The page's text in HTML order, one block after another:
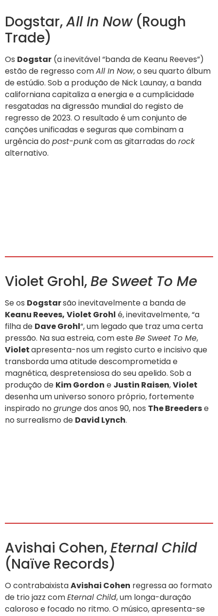
Dogstar,All In Now(Rough
Trade)
Os Dogstar (a inevitável “banda de Keanu Reeves”)
estão de regresso comAll In Now, o seu quarto álbum
de estúdio. Sob a produção de Nick Launay, a banda
californiana capitaliza a energia e a cumplicidade
resgatadas na digressão mundial do registo de
regresso de 2023. O resultado é um conjunto de
canções unificadas e seguras que combinam a
urgência do post-punkcom as gitarradas do rock
alternativo.
Violet Grohl,Be Sweet To Me
Se os Dogstarsão inevitavelmente a banda de
Keanu Reeves, Violet Grohl é, inevitavelmente, “a
filha de Dave Grohl“, um legado que traz uma certa
pressão. Na sua estreia, com esteBe Sweet To Me,
Violetapresenta-nos um registo curto e incisivo que
transborda uma atitude descomprometida e
magnética, despretensiosa do seu apelido. Sob a
produção de Kim Gordon e Justin Raisen,Violet
desenha um universo sonoro próprio, fortemente
inspirado no grungedos anos 90, nos The Breederse
no surrealismo de David Lynch.
Avishai Cohen,Eternal Child
(Naïve Records)
O contrabaixistaAvishai Cohen regressa ao formato
de trio jazz comEternal Child, um longa-duração
caloroso e focado no ritmo. O músico, apresenta-se